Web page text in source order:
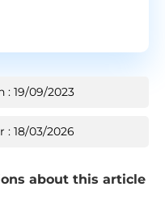
: 19/09/2023
: 18/03/2026
about this article